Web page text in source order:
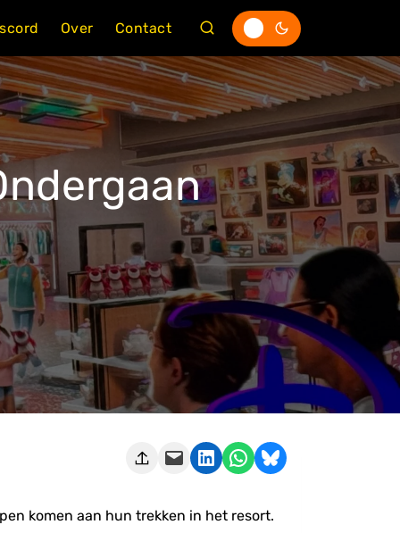
Over Contact
Deze pagina e-mailen Delen op LinkedIn Delen via WhatsApp Share on Bluesky
komen aan hun trekken in het resort.